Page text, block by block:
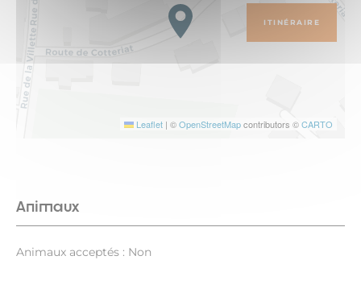
Leaflet | ©OpenStreetMapcontributors ©CARTO
ITINÉRAIRE
Animaux
Animaux acceptés : Non